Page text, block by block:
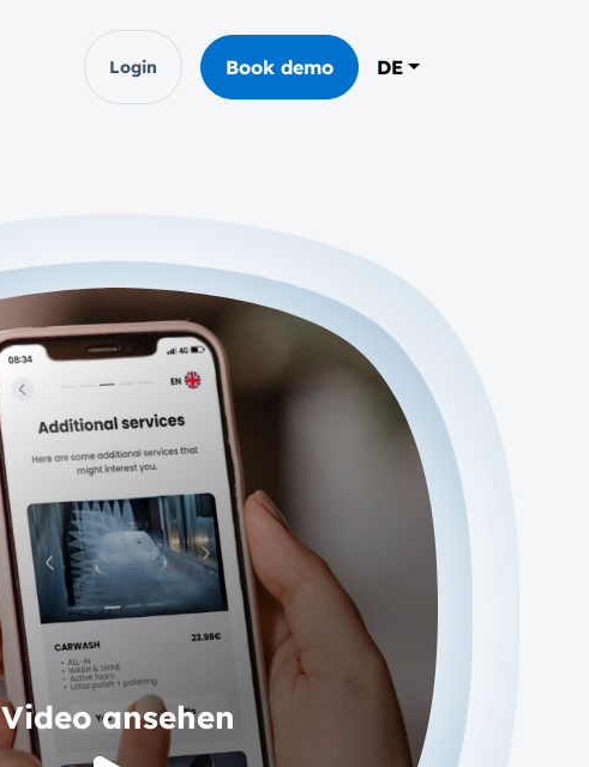
Login Book demo DE
Video ansehen